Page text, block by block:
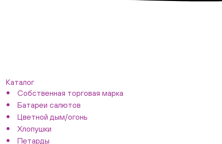
Каталог
Собственная торговая марка
Батареи салютов
Цветной дым/огонь
Хлопушки
Петарды